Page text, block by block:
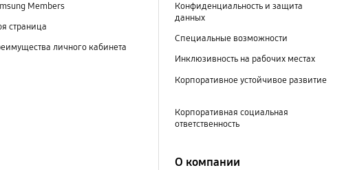
Members
страница
личного кабинета
Конфиденциальность и защита
данных
Специальные возможности
Инклюзивность на рабочих местах
Корпоративное устойчивое развитие
Корпоративная социальная
ответственность
О компании